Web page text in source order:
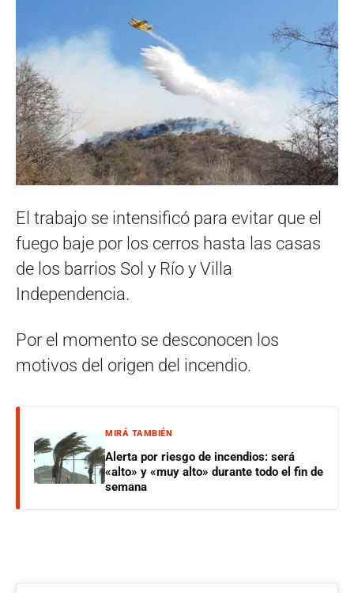
El trabajo se intensificó para evitar que el
fuego baje por los cerros hasta las casas
de los barrios Sol y Río y Villa
Independencia.
Por el momento se desconocen los
motivos del origen del incendio.
MIRÁ TAMBIÉN
Alerta por riesgo de incendios: será
«alto» y «muy alto» durante todo el fin de
semana